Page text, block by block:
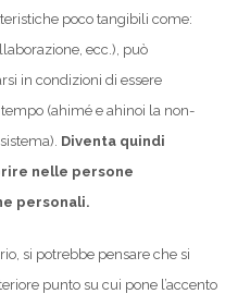
poco tangibili come:
ecc.), può
in condizioni di essere
(ahimé e ahinoi la non-
Diventa quindi
nelle persone
personali.
si potrebbe pensare che si
punto su cui pone l’accento